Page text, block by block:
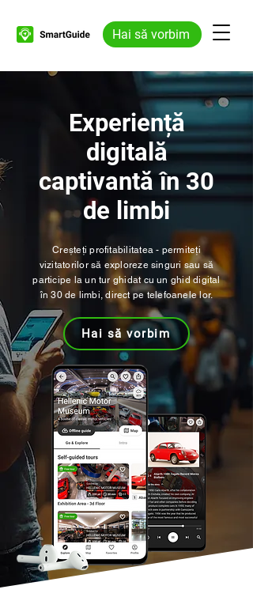
Hai să vorbim
Experiență
digitală
captivantă în 30
de limbi
Creșteți profitabilitatea - permiteți
vizitatorilor să exploreze singuri sau să
participe la un tur ghidat cu un ghid digital
în 30 de limbi, direct pe telefoanele lor.
Hai să vorbim